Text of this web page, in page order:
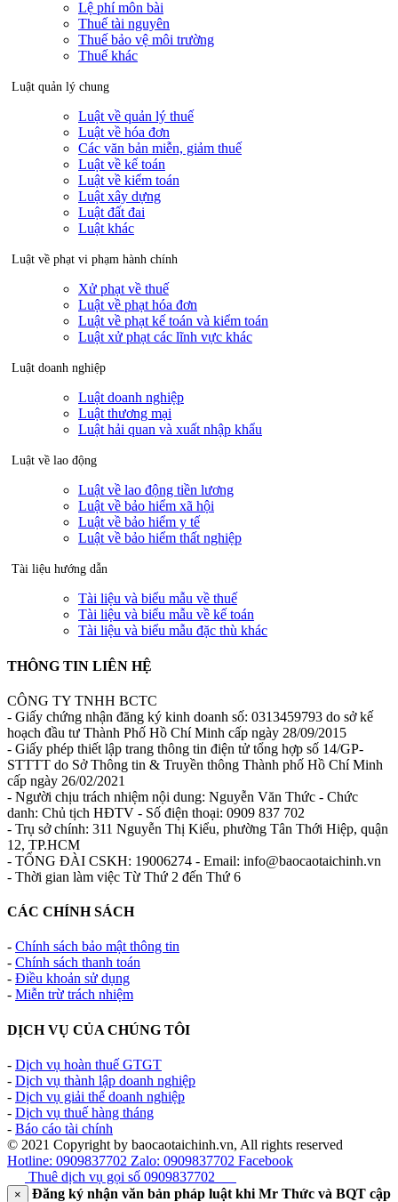
Lệ phí môn bài
Thuế tài nguyên
Thuế bảo vệ môi trường
Thuế khác
Luật quản lý chung
Luật về quản lý thuế
Luật về hóa đơn
Các văn bản miễn, giảm thuế
Luật về kế toán
Luật về kiểm toán
Luật xây dựng
Luật đất đai
Luật khác
Luật về phạt vi phạm hành chính
Xử phạt về thuế
Luật về phạt hóa đơn
Luật về phạt kế toán và kiểm toán
Luật xử phạt các lĩnh vực khác
Luật doanh nghiệp
Luật doanh nghiệp
Luật thương mại
Luật hải quan và xuất nhập khẩu
Luật về lao động
Luật về lao động tiền lương
Luật về bảo hiểm xã hội
Luật về bảo hiểm y tế
Luật về bảo hiểm thất nghiệp
Tài liệu hướng dẫn
Tài liệu và biểu mẫu về thuế
Tài liệu và biểu mẫu về kế toán
Tài liệu và biểu mẫu đặc thù khác
THÔNG TIN LIÊN HỆ
CÔNG TY TNHH BCTC
- Giấy chứng nhận đăng ký kinh doanh số: 0313459793 do sở kế
hoạch đầu tư Thành Phố Hồ Chí Minh cấp ngày 28/09/2015
- Giấy phép thiết lập trang thông tin điện tử tổng hợp số 14/GP-
STTTT do Sở Thông tin & Truyền thông Thành phố Hồ Chí Minh
cấp ngày 26/02/2021
- Người chịu trách nhiệm nội dung: Nguyễn Văn Thức - Chức
danh: Chủ tịch HĐTV - Số điện thoại: 0909 837 702
- Trụ sở chính: 311 Nguyễn Thị Kiểu, phường Tân Thới Hiệp, quận
12, TP.HCM
- TỔNG ĐÀI CSKH: 19006274 - Email: info@baocaotaichinh.vn
- Thời gian làm việc Từ Thứ 2 đến Thứ 6
CÁC CHÍNH SÁCH
- Chính sách bảo mật thông tin
- Chính sách thanh toán
- Điều khoản sử dụng
- Miễn trừ trách nhiệm
DỊCH VỤ CỦA CHÚNG TÔI
- Dịch vụ hoàn thuế GTGT
- Dịch vụ thành lập doanh nghiệp
- Dịch vụ giải thể doanh nghiệp
- Dịch vụ thuế hàng tháng
- Báo cáo tài chính
© 2021 Copyright by baocaotaichinh.vn, All rights reserved
Hotline: 0909837702 Zalo: 0909837702 Facebook
Thuê dịch vụ gọi số 0909837702
×
Đăng ký nhận văn bản pháp luật khi Mr Thức và BQT cập